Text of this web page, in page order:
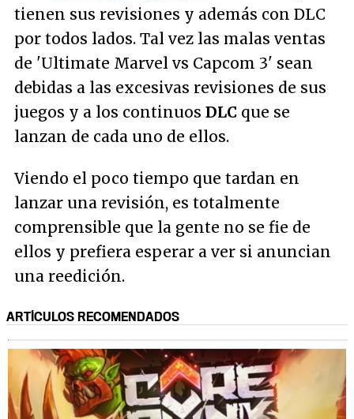
tienen sus revisiones y además con DLC
por todos lados. Tal vez las malas ventas
de 'Ultimate Marvel vs Capcom 3' sean
debidas a las excesivas revisiones de sus
juegos y a los continuos DLC que se
lanzan de cada uno de ellos.
Viendo el poco tiempo que tardan en
lanzar una revisión, es totalmente
comprensible que la gente no se fie de
ellos y prefiera esperar a ver si anuncian
una reedición.
ARTÍCULOS RECOMENDADOS